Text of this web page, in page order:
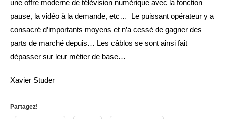
une offre moderne de télévision numérique avec la fonction
pause, la vidéo à la demande, etc… Le puissant opérateur y a
consacré d’importants moyens et n’a cessé de gagner des
parts de marché depuis… Les câblos se sont ainsi fait
dépasser sur leur métier de base…
Xavier Studer
Partagez!